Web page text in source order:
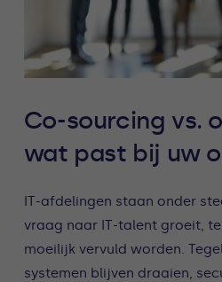
Co-sourcing vs.
wat past bij uw
IT-afdelingen staan onder
vraag naar IT-talent groeit,
moeilijk vervuld worden.
systemen blijven draaien,